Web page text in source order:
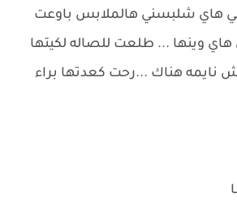
شلبسني هالملابس باوعت
وينها ... طلعت للصاله لكيتها
نايمه هناك ...رحت كعدتها براء